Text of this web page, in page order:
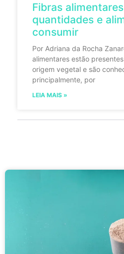
Fibras
quantidades e
consumir
Por Adriana da Rocha
alimentares estão
origem vegetal e são
principalmente, por
LEIA MAIS »